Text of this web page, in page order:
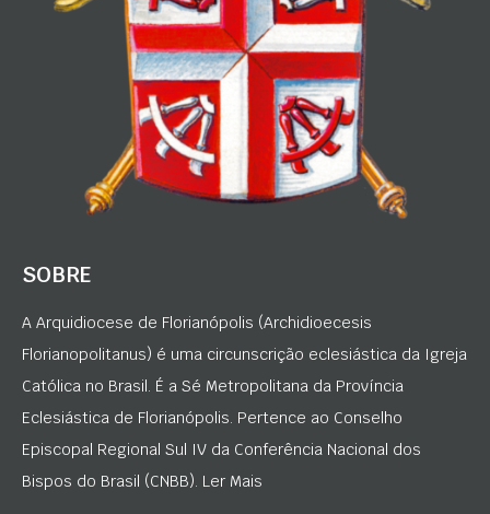
SOBRE
A Arquidiocese de Florianópolis (Archidioecesis
Florianopolitanus) é uma circunscrição eclesiástica da Igreja
Católica no Brasil. É a Sé Metropolitana da Província
Eclesiástica de Florianópolis. Pertence ao Conselho
Episcopal Regional Sul IV da Conferência Nacional dos
Bispos do Brasil (CNBB). Ler Mais